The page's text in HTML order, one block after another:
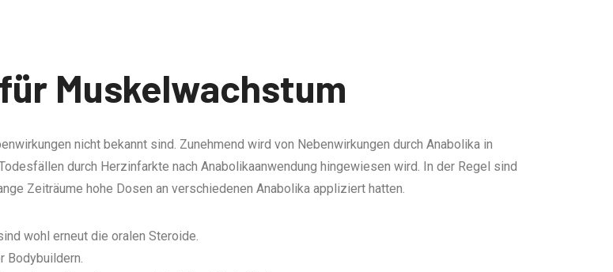
Muskelwachstum
nicht bekannt sind. Zunehmend wird von Nebenwirkungen durch Anabolika in
durch Herzinfarkte nach Anabolikaanwendung hingewiesen wird. In der Regel sind
Zeiträume hohe Dosen an verschiedenen Anabolika appliziert hatten.
wohl erneut die oralen Steroide.
Bodybuildern.